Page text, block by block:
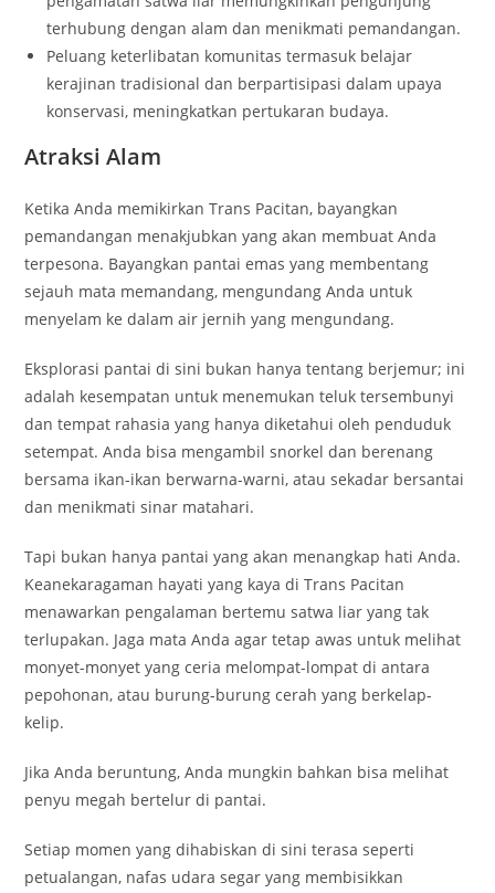
terhubung dengan alam dan menikmati pemandangan.
Peluang keterlibatan komunitas termasuk belajar
kerajinan tradisional dan berpartisipasi dalam upaya
konservasi, meningkatkan pertukaran budaya.
Atraksi Alam
Ketika Anda memikirkan Trans Pacitan, bayangkan
pemandangan menakjubkan yang akan membuat Anda
terpesona. Bayangkan pantai emas yang membentang
sejauh mata memandang, mengundang Anda untuk
menyelam ke dalam air jernih yang mengundang.
Eksplorasi pantai di sini bukan hanya tentang berjemur; ini
adalah kesempatan untuk menemukan teluk tersembunyi
dan tempat rahasia yang hanya diketahui oleh penduduk
setempat. Anda bisa mengambil snorkel dan berenang
bersama ikan-ikan berwarna-warni, atau sekadar bersantai
dan menikmati sinar matahari.
Tapi bukan hanya pantai yang akan menangkap hati Anda.
Keanekaragaman hayati yang kaya di Trans Pacitan
menawarkan pengalaman bertemu satwa liar yang tak
terlupakan. Jaga mata Anda agar tetap awas untuk melihat
monyet-monyet yang ceria melompat-lompat di antara
pepohonan, atau burung-burung cerah yang berkelap-
kelip.
Jika Anda beruntung, Anda mungkin bahkan bisa melihat
penyu megah bertelur di pantai.
Setiap momen yang dihabiskan di sini terasa seperti
petualangan, nafas udara segar yang membisikkan